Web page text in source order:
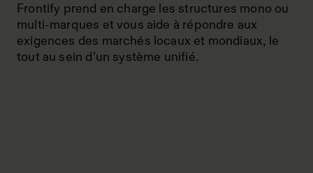
Frontify prend en charge les structures mono ou
multi-marques et vous aide à répondre aux
exigences des marchés locaux et mondiaux, le
tout au sein d’un système unifié.